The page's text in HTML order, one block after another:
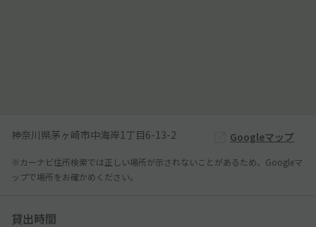
神奈川県茅ヶ崎市中海岸1丁目6-13-2 Googleマップ
※カーナビ住所検索では正しい場所が示されないことがあるため、Googleマ
ップで場所をお確かめください。
貸出時間